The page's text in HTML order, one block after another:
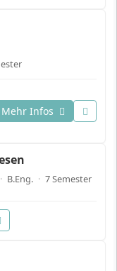
Mehr Infos
· B.Eng. · 7 Semester